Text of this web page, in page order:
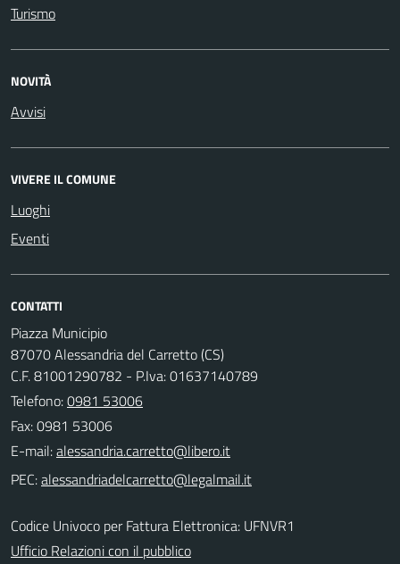
Turismo
NOVITÀ
Avvisi
VIVERE IL COMUNE
Luoghi
Eventi
CONTATTI
Piazza Municipio
87070 Alessandria del Carretto (CS)
C.F. 81001290782 - P.Iva: 01637140789
Telefono:0981 53006
Fax: 0981 53006
E-mail:
PEC:
Codice Univoco per Fattura Elettronica: UFNVR1
Ufficio Relazioni con il pubblico